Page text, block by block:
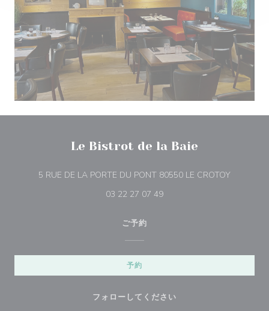
Le Bistrot de la Baie
5 RUE DE LA PORTE DU PONT 80550 LE CROTOY((新しい
03 22 27 07 49
ご予約
予約
フォローしてください